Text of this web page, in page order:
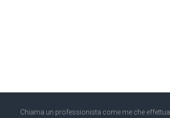
Chiama un professionista come me che effettua